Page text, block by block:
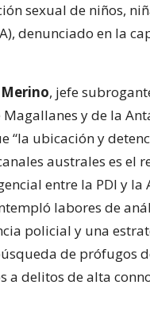
sexual de niños,
denunciado en la
, jefe
Magallanes y de la
“la ubicación y
australes es el
entre la PDI y la
labores de
policial y una
de prófugos
a delitos de alta